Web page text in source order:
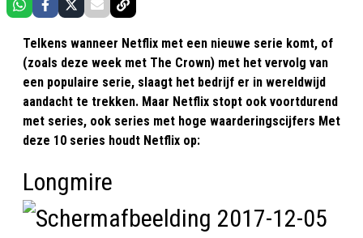
Telkens wanneer Netflix met een nieuwe serie komt, of
(zoals deze week met The Crown) met het vervolg van
een populaire serie, slaagt het bedrijf er in wereldwijd
aandacht te trekken. Maar Netflix stopt ook voortdurend
met series, ook series met hoge waarderingscijfers Met
deze 10 series houdt Netflix op:
Longmire